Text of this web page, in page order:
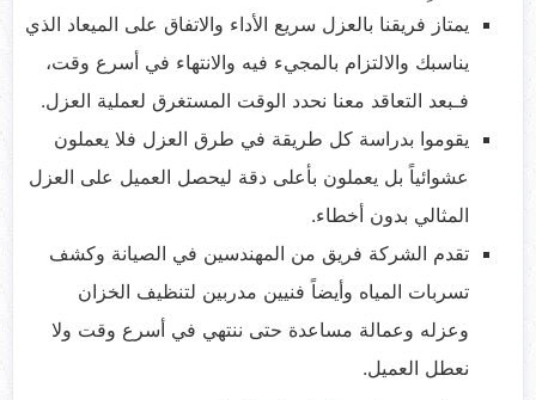
يمتاز فريقنا بالعزل سريع الأداء والاتفاق على الميعاد الذي
يناسبك والالتزام بالمجيء فيه والانتهاء في أسرع وقت،
فـبعد التعاقد معنا نحدد الوقت المستغرق لعملية العزل.
يقوموا بدراسة كل طريقة في طرق العزل فلا يعملون
عشوائياً بل يعملون بأعلى دقة ليحصل العميل على العزل
المثالي بدون أخطاء.
تقدم الشركة فريق من المهندسين في الصيانة وكشف
تسربات المياه وأيضاً فنيين مدربين لتنظيف الخزان
وعزله وعمالة مساعدة حتى ننتهي في أسرع وقت ولا
نعطل العميل.